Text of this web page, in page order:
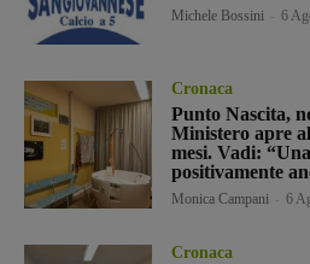
Michele Bossini 6
Cronaca
Punto Nascita,
Ministero apre
mesi. Vadi:
positivamente
Monica Campani 6
Cronaca